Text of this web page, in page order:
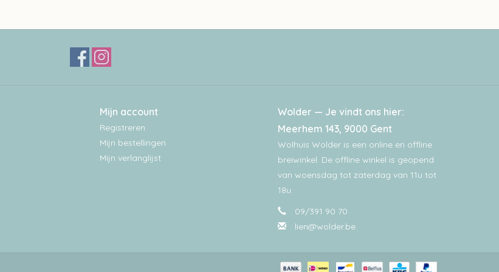
Mijn account
Registreren
Mijn bestellingen
Mijn verlanglijst
Wolder — Je vindt ons hier:
Meerhem 143, 9000 Gent
Wolhuis Wolder is een online en offline
breiwinkel. De offline winkel is geopend
van woensdag tot zaterdag van 11u tot
18u.
09/391 90 70
lien@wolder.be